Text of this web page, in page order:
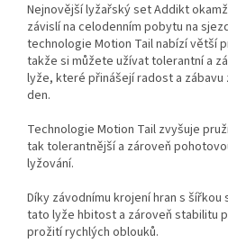
Nejnovější lyžařský set Addikt
závislí na celodenním pobytu na
technologie Motion Tail nabízí větší
takže si můžete užívat tolerantní a
lyže, které přinášejí radost a
den.
Technologie Motion Tail zvyšuje
tak tolerantnější a zároveň
lyžování.
Díky závodnímu krojení hran s
tato lyže hbitost a zároveň stabilitu
prožití rychlých oblouků.